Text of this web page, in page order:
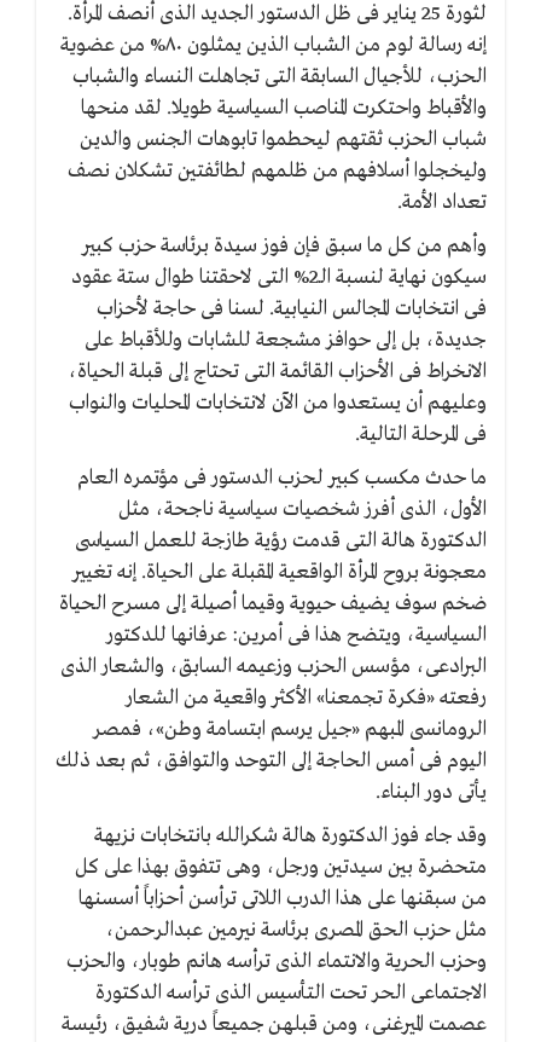
لثورة 25 يناير فى ظل الدستور الجديد الذى أنصف المرأة.
إنه رسالة لوم من الشباب الذين يمثلون ٨٠% من عضوية
الحزب، للأجيال السابقة التى تجاهلت النساء والشباب
والأقباط واحتكرت المناصب السياسية طويلا. لقد منحها
شباب الحزب ثقتهم ليحطموا تابوهات الجنس والدين
وليخجلوا أسلافهم من ظلمهم لطائفتين تشكلان نصف
تعداد الأمة.
وأهم من كل ما سبق فإن فوز سيدة برئاسة حزب كبير
سيكون نهاية لنسبة الـ2% التى لاحقتنا طوال ستة عقود
فى انتخابات المجالس النيابية. لسنا فى حاجة لأحزاب
جديدة، بل إلى حوافز مشجعة للشابات وللأقباط على
الانخراط فى الأحزاب القائمة التى تحتاج إلى قبلة الحياة،
وعليهم أن يستعدوا من الآن لانتخابات المحليات والنواب
فى المرحلة التالية.
ما حدث مكسب كبير لحزب الدستور فى مؤتمره العام
الأول، الذى أفرز شخصيات سياسية ناجحة، مثل
الدكتورة هالة التى قدمت رؤية طازجة للعمل السياسى
معجونة بروح المرأة الواقعية المقبلة على الحياة. إنه تغيير
ضخم سوف يضيف حيوية وقيما أصيلة إلى مسرح الحياة
السياسية، ويتضح هذا فى أمرين: عرفانها للدكتور
البرادعى، مؤسس الحزب وزعيمه السابق، والشعار الذى
رفعته «فكرة تجمعنا» الأكثر واقعية من الشعار
الرومانسى المبهم «جيل يرسم ابتسامة وطن»، فمصر
اليوم فى أمس الحاجة إلى التوحد والتوافق، ثم بعد ذلك
يأتى دور البناء.
وقد جاء فوز الدكتورة هالة شكرالله بانتخابات نزيهة
متحضرة بين سيدتين ورجل، وهى تتفوق بهذا على كل
من سبقنها على هذا الدرب اللاتى ترأسن أحزاباً أسسنها
مثل حزب الحق المصرى برئاسة نيرمين عبدالرحمن،
وحزب الحرية والانتماء الذى ترأسه هانم طوبار، والحزب
الاجتماعى الحر تحت التأسيس الذى ترأسه الدكتورة
عصمت الميرغنى، ومن قبلهن جميعاً درية شفيق، رئيسة